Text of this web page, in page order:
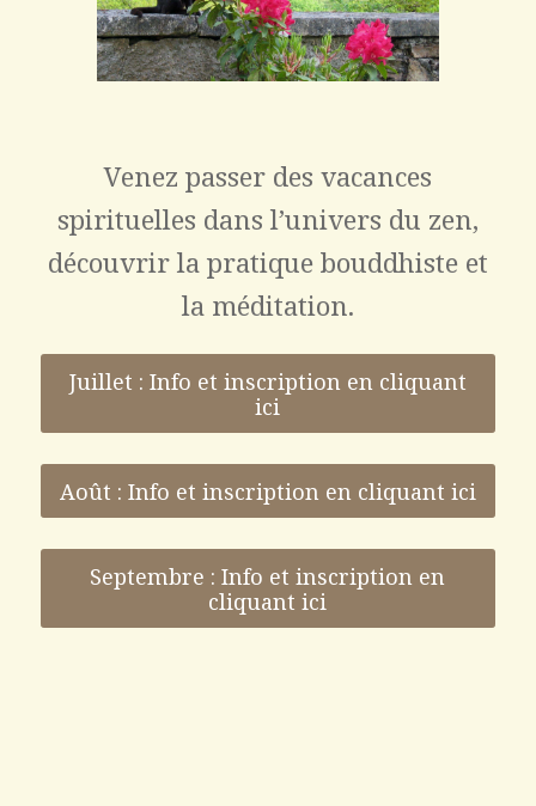
Venez passer des vacances
spirituelles dans l’univers du zen,
découvrir la pratique bouddhiste et
la méditation.
Juillet : Info et inscription en cliquant
ici
Août : Info et inscription en cliquant ici
Septembre : Info et inscription en
cliquant ici